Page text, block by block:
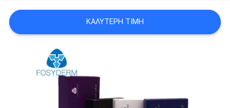
SHOPPING
ONLINE
SITEMAP
ΚΑΛΎΤΕΡΗ ΤΙΜΉ